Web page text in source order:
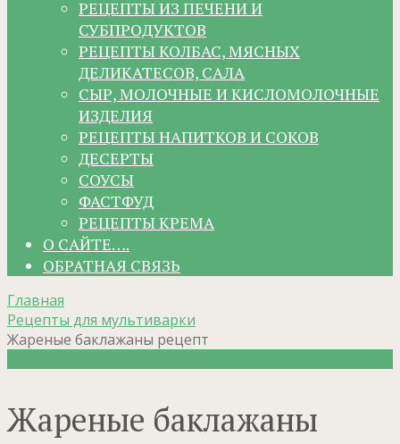
РЕЦЕПТЫ ИЗ ПЕЧЕНИ И
СУБПРОДУКТОВ
РЕЦЕПТЫ КОЛБАС, МЯСНЫХ
ДЕЛИКАТЕСОВ, САЛА
СЫР, МОЛОЧНЫЕ И КИСЛОМОЛОЧНЫЕ
ИЗДЕЛИЯ
РЕЦЕПТЫ НАПИТКОВ И СОКОВ
ДЕСЕРТЫ
СОУСЫ
ФАСТФУД
РЕЦЕПТЫ КРЕМА
О САЙТЕ….
ОБРАТНАЯ СВЯЗЬ
Главная
Рецепты для мультиварки
Жареные баклажаны рецепт
Жареные баклажаны